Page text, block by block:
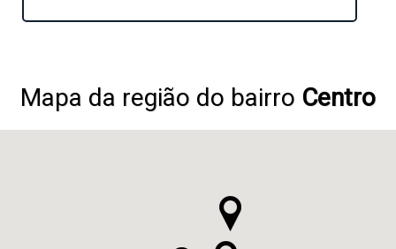
Mapa da região do bairro Centro